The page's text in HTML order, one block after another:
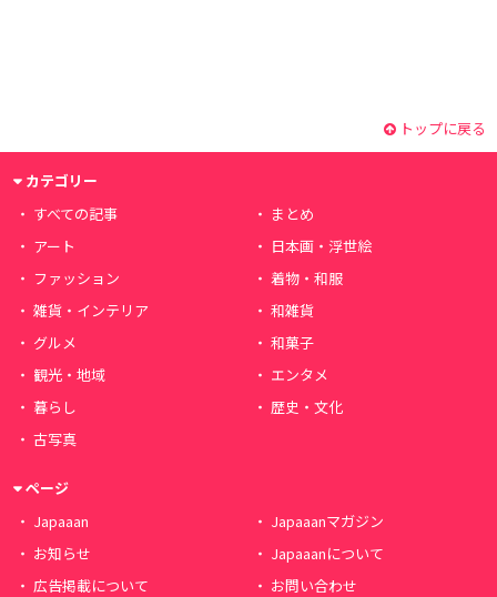
トップに戻る
カテゴリー
すべての記事
まとめ
アート
日本画・浮世絵
ファッション
着物・和服
雑貨・インテリア
和雑貨
グルメ
和菓子
観光・地域
エンタメ
暮らし
歴史・文化
古写真
ページ
Japaaan
Japaaanマガジン
お知らせ
Japaaanについて
広告掲載について
お問い合わせ